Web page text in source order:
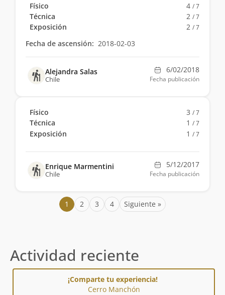
Físico 4 / 7
Técnica 2 / 7
Exposición 2 / 7
Fecha de ascensión: 2018-02-03
Alejandra Salas
Chile
6/02/2018
Fecha publicación
Físico 3 / 7
Técnica 1 / 7
Exposición 1 / 7
Enrique Marmentini
Chile
5/12/2017
Fecha publicación
1 2 3 4 Siguiente »
Actividad reciente
¡Comparte tu experiencia!
Cerro Manchón